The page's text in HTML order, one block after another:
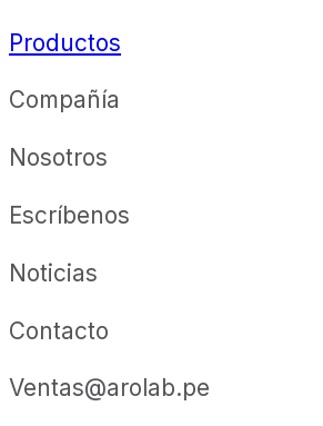
Productos
Compañía
Nosotros
Escríbenos
Noticias
Contacto
Ventas@arolab.pe